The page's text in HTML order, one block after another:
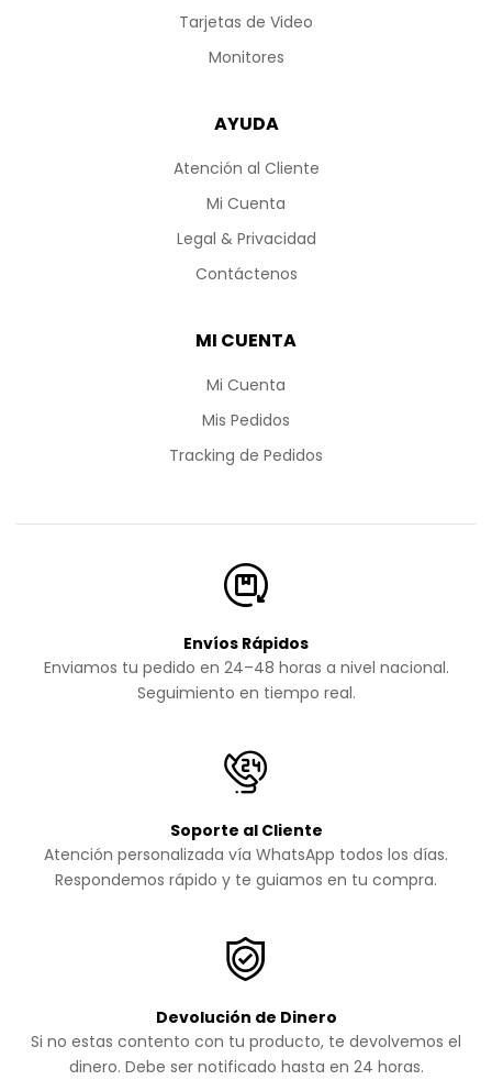
Tarjetas de Video
Monitores
AYUDA
Atención al Cliente
Mi Cuenta
Legal & Privacidad
Contáctenos
MI CUENTA
Mi Cuenta
Mis Pedidos
Tracking de Pedidos
Envíos Rápidos
Enviamos tu pedido en 24–48 horas a nivel nacional.
Seguimiento en tiempo real.
Soporte al Cliente
Atención personalizada vía WhatsApp todos los días.
Respondemos rápido y te guiamos en tu compra.
Devolución de Dinero
Si no estas contento con tu producto, te devolvemos el
dinero. Debe ser notificado hasta en 24 horas.